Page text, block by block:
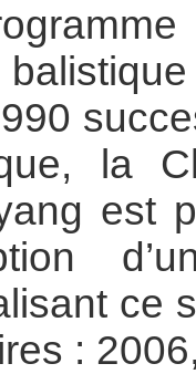
la
est
ce
: